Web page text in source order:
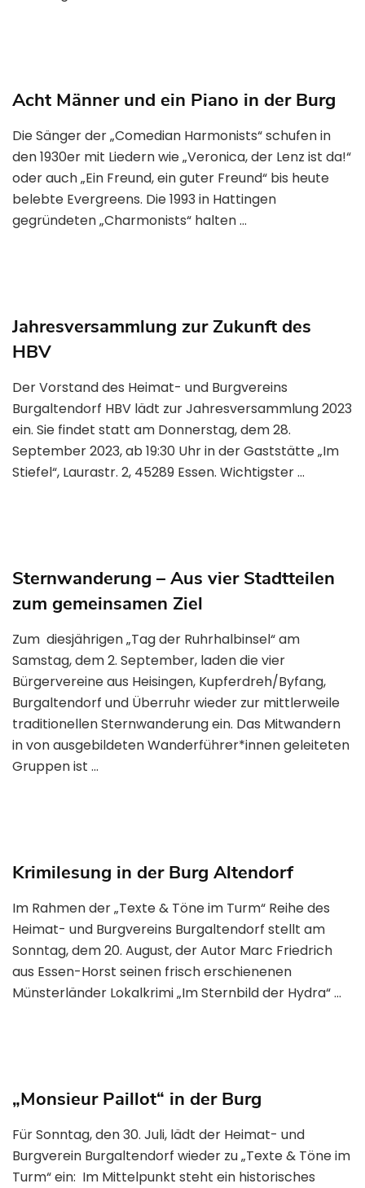
Acht Männer und ein Piano in der Burg
Die Sänger der „Comedian Harmonists“ schufen in
den 1930er mit Liedern wie „Veronica, der Lenz ist da!“
oder auch „Ein Freund, ein guter Freund“ bis heute
belebte Evergreens. Die 1993 in Hattingen
gegründeten „Charmonists“ halten …
Jahresversammlung zur Zukunft des
HBV
Der Vorstand des Heimat- und Burgvereins
Burgaltendorf HBV lädt zur Jahresversammlung 2023
ein. Sie findet statt am Donnerstag, dem 28.
September 2023, ab 19:30 Uhr in der Gaststätte „Im
Stiefel“, Laurastr. 2, 45289 Essen. Wichtigster …
Sternwanderung – Aus vier Stadtteilen
zum gemeinsamen Ziel
Zum diesjährigen „Tag der Ruhrhalbinsel“ am
Samstag, dem 2. September, laden die vier
Bürgervereine aus Heisingen, Kupferdreh/Byfang,
Burgaltendorf und Überruhr wieder zur mittlerweile
traditionellen Sternwanderung ein. Das Mitwandern
in von ausgebildeten Wanderführer*innen geleiteten
Gruppen ist …
Krimilesung in der Burg Altendorf
Im Rahmen der „Texte & Töne im Turm“ Reihe des
Heimat- und Burgvereins Burgaltendorf stellt am
Sonntag, dem 20. August, der Autor Marc Friedrich
aus Essen-Horst seinen frisch erschienenen
Münsterländer Lokalkrimi „Im Sternbild der Hydra“ …
„Monsieur Paillot“ in der Burg
Für Sonntag, den 30. Juli, lädt der Heimat- und
Burgverein Burgaltendorf wieder zu „Texte & Töne im
Turm“ ein: Im Mittelpunkt steht ein historisches